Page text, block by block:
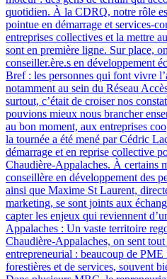
quotidien. À la CDRQ, notre rôle
pointue en démarrage et services-
entreprises collectives et la mettre
sont en première ligne. Sur place,
conseiller.ère.s en développement
Bref : les personnes qui font vivre
notamment au sein du Réseau
surtout, c’était de croiser nos
pouvions mieux nous brancher
au bon moment, aux entreprises
la tournée a été mené par Cédric
démarrage et en reprise collective
Chaudière-Appalaches. À certains
conseillère en développement des
ainsi que Maxime St Laurent,
marketing, se sont joints aux
capter les enjeux qui reviennent
Appalaches : Un vaste territoire
Chaudière-Appalaches, on sent
entrepreneurial : beaucoup de
forestières et de services, souvent